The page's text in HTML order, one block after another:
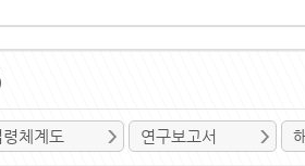
령체계도 연구보고서